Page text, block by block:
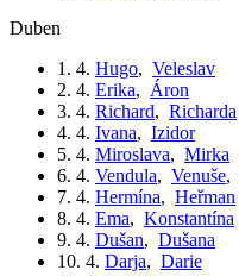
duben
1. 4. Hugo, Veleslav
2. 4. Erika, Áron
3. 4. Richard, Richarda
4. 4. Ivana, Izidor
5. 4. Miroslava, Mirka
6. 4. Vendula, Venuše,
7. 4. Hermína, Heřman
8. 4. Ema, Konstantína
9. 4. Dušan, Dušana
10. 4. Darja, Darie